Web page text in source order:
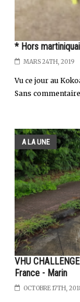
* Hors
MARS 24TH, 2019
Vu ce jour au
Sans
A LA UNE
VHU
France - Marin
OCTOBRE 17TH,